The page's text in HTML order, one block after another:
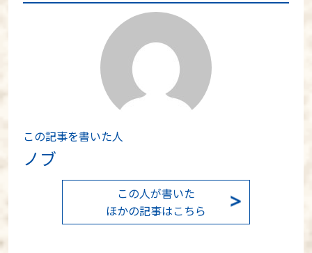
この記事を書いた人
ノブ
この人が書いた
ほかの記事はこちら